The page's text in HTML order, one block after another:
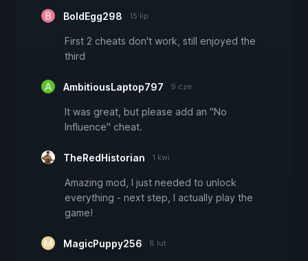
BoldEgg298 15 lip
First 2 cheats don't work, still enjoyed the
third
AmbitiousLaptop797 9 cze
It was great, but please add an "No
Influence" cheat.
TheRedHistorian 1 kwi
Amazing mod, I just needed to unlock
everything - next step, I actually play the
game!
MagicPuppy256 8 lut